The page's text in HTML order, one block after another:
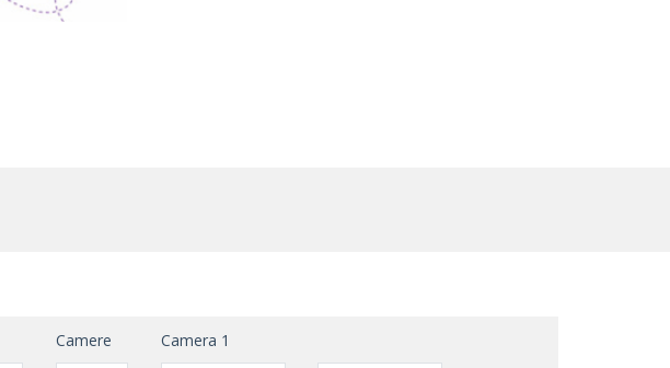
Camere Camera 1